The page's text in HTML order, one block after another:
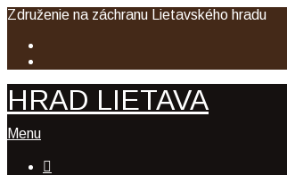
Združenie na záchranu Lietavského hradu
HRAD LIETAVA
Menu
